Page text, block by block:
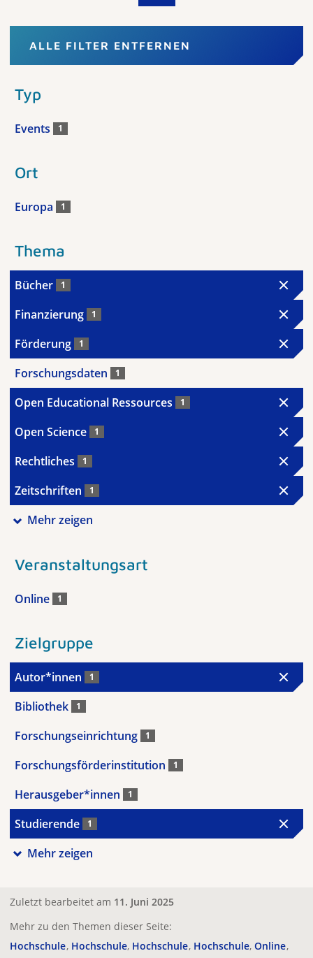
ALLE FILTER ENTFERNEN
Typ
Events 1
Ort
Europa 1
Thema
Bücher 1
Finanzierung 1
Förderung 1
Forschungsdaten 1
Open Educational Ressources 1
Open Science 1
Rechtliches 1
Zeitschriften 1
Mehr zeigen
Veranstaltungsart
Online 1
Zielgruppe
Autor*innen 1
Bibliothek 1
Forschungseinrichtung 1
Forschungsförderinstitution 1
Herausgeber*innen 1
Studierende 1
Mehr zeigen
Zuletzt bearbeitet am 11. Juni 2025
Mehr zu den Themen dieser Seite:
Hochschule Hochschule Hochschule Hochschule Online